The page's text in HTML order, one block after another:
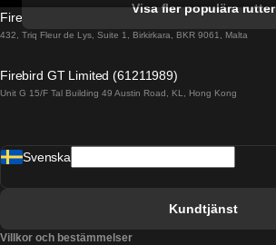
Tåg från Porto till Faro
Tåg från Barcelona till Madrid
Visa fler populära rutter
Firebird GT Limited (OC 1451)
432, Triq Fleur de Lys, Suite 1, Birkirkara, BKR 9061, Malta
Firebird GT Limited (61211989)
Unit G 15/F Tal Building 49 Austin Road, KL, Hong Kong
Svenska
Kundtjänst
Villkor och bestämmelser